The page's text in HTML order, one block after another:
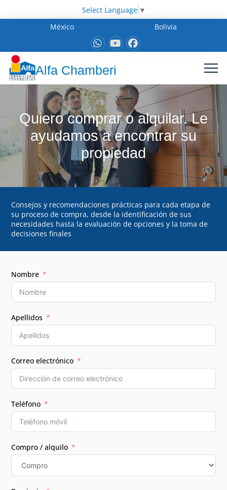
Select Language ▼
México
Bolivia
Alfa Chamberi
Quiero comprar o alquilar. Le
ayudamos a encontrar su
propiedad
Consejos y recomendaciones prácticas para cada etapa de
su proceso de compra, desde la identificación de sus
necesidades hasta la evaluación de opciones y la toma de
decisiones finales
Nombre
Apellidos
Correo electrónico
Teléfono
Compro / alquilo